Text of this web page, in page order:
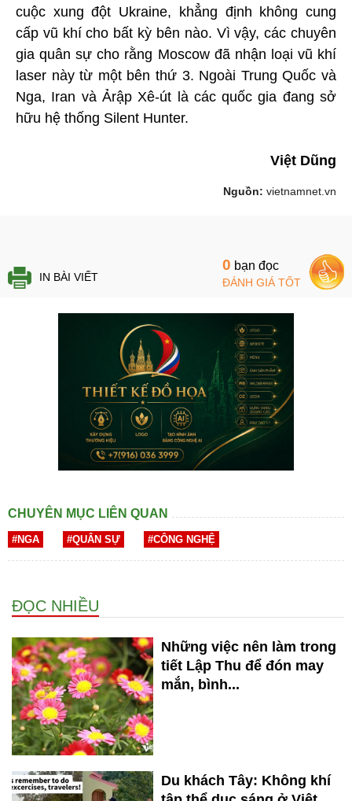
cuộc xung đột Ukraine, khẳng định không cung
cấp vũ khí cho bất kỳ bên nào. Vì vậy, các chuyên
gia quân sự cho rằng Moscow đã nhận loại vũ khí
laser này từ một bên thứ 3. Ngoài Trung Quốc và
Nga, Iran và Ảrập Xê-út là các quốc gia đang sở
hữu hệ thống Silent Hunter.
Việt Dũng
Nguồn: vietnamnet.vn
IN BÀI VIẾT
0 bạn đọc
ĐÁNH GIÁ TỐT
CHUYÊN MỤC LIÊN QUAN
#NGA #QUÂN SỰ #CÔNG NGHỆ
ĐỌC NHIỀU
Những việc nên làm trong
tiết Lập Thu để đón may
mắn, bình...
Du khách Tây: Không khí